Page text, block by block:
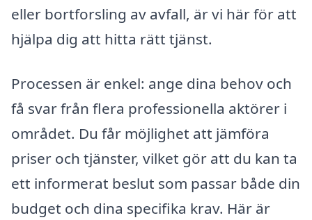
eller bortforsling av avfall, är vi här för att
hjälpa dig att hitta rätt tjänst.
Processen är enkel: ange dina behov och
få svar från flera professionella aktörer i
området. Du får möjlighet att jämföra
priser och tjänster, vilket gör att du kan ta
ett informerat beslut som passar både din
budget och dina specifika krav. Här är